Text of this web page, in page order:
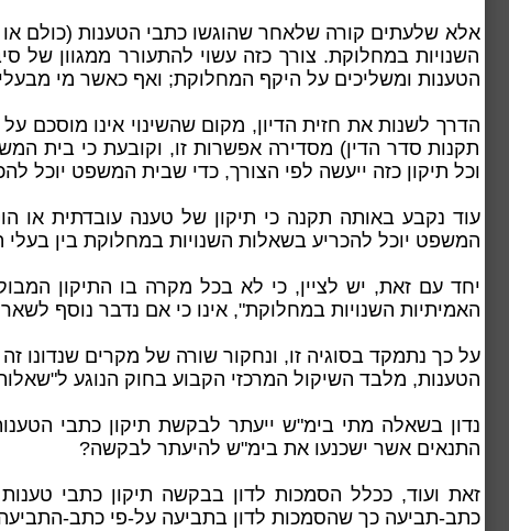
אלא שלעתים קורה שלאחר שהוגשו כתבי הטענות (כולם
השנויות במחלוקת. צורך כזה עשוי להתעורר ממגוון של
הטענות ומשליכים על היקף המחלוקת; ואף כאשר מי
תקנות סדר הדין) מסדירה אפשרות זו, וקובעת כי בית
וכל תיקון כזה ייעשה לפי הצורך, כדי שבית המשפט יוכל
עוד נקבע באותה תקנה כי תיקון של טענה עובדתית
המשפט יוכל להכריע בשאלות השנויות במחלוקת בין
יחד עם זאת, יש לציין, כי לא בכל מקרה בו התיקון
האמיתיות השנויות במחלוקת", אינו כי אם נדבר נוסף
על כך נתמקד בסוגיה זו, ונחקור שורה של מקרים
הטענות, מלבד השיקול המרכזי הקבוע בחוק הנוגע
נדון בשאלה מתי בימ"ש ייעתר לבקשת תיקון כתבי
התנאים אשר ישכנעו את בימ"ש להיעתר לבקשה?
זאת ועוד, ככלל הסמכות לדון בבקשה תיקון כתבי
כתב-תביעה כך שהסמכות לדון בתביעה על-פי כתב-